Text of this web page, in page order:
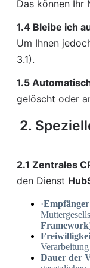
Das können Ihr
1.4 Bleibe ich
Um Ihnen
3.1).
1.5
gelöscht oder
2.
2.1 Zentrales
den Dienst
·
Dauer der